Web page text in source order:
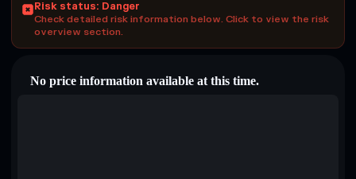
Risk status: Danger
Check detailed risk information below. Click to view the risk
overview section.
No price information available at this time.